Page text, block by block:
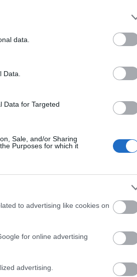
data.
Data for Targeted
Sale, and/or Sharing
Purposes for which it
to advertising like cookies on
for online advertising
advertising.
jacyjevan:
numbers
really
magyar
jacyjevan:
numbers
magyar box
Kerma:
munka!
jobbnál jobb
hazai
ilyen sokat
Köszönjük
usa box
150jofilm(16
100)
81)
(5319
irodalom(22)
jatekhaz(
)